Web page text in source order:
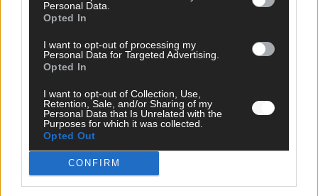
Personal Data.
Opted In
I want to opt-out of processing my
Personal Data for Targeted Advertising.
Opted In
I want to opt-out of Collection, Use,
Retention, Sale, and/or Sharing of my
Personal Data that Is Unrelated with the
Purposes for which it was collected.
Opted Out
CONFIRM
Wirtschaft
Wissen
Kommentar
Eurovision
FLASH – DAS VIDEOPORTAL